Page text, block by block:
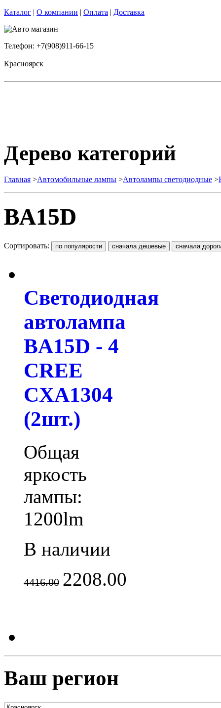
Каталог | О компании | Оплата | Доставка
Телефон: +7(908)911-66-15
Красноярск
Дерево категорий
Главная >Автомобильные лампы >Автолампы светодиодные >
BA15D
Сортировать:
Светодиодная
автолампа
BA15D - 4
CREE
CXA1304
(2шт.)
Общая
яркость
лампы:
1200lm
В наличии
4416.00 2208.00
Ваш регион